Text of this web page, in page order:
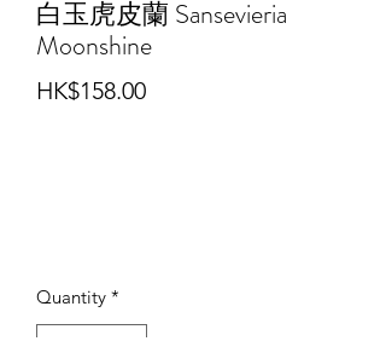
白玉虎皮蘭 Sansevieria
Moonshine
HK$158.00Price
Quantity *